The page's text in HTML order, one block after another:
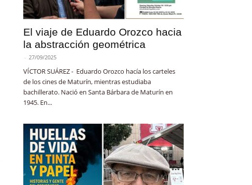
El viaje de Eduardo Orozco hacia
la abstracción geométrica
- 27/09/2025
VÍCTOR SUÁREZ - Eduardo Orozco hacía los carteles
de los cines de Maturín, mientras estudiaba
bachillerato. Nació en Santa Bárbara de Maturín en
1945. En...